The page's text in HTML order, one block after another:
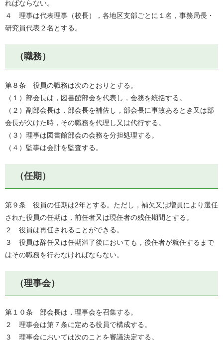
ればならない。
４ 理事は代表理事（校長），各地区支部ごとに１名，事務局長・
研究員代表２名とする。
（職務）
第８条 役員の職務は次のとおりとする。
（１）部会長は，図書館部会を代表し，会務を統括する。
（２）副部会長は，部会長を補佐し，部会長に事故あるとき又は部
会長が欠けた時，その職務を代理し又は代行する。
（３）理事は図書館部会の会務を分担処理する。
（４）監事は会計を監査する。
（任期）
第９条 役員の任期は2年とする。ただし，補欠又は増員により選任
された役員の任期は，前任者又は現任者の残任期間とする。
２ 役員は再任されることができる。
３ 役員は辞任又は任期満了後においても，後任者が就任するまで
はその職務を行わなければならない。
（理事会）
第１０条 部会長は，理事会を召集する。
２ 理事会は第７条に定める役員で構成する。
３ 理事会においては次のことを審議決定する。